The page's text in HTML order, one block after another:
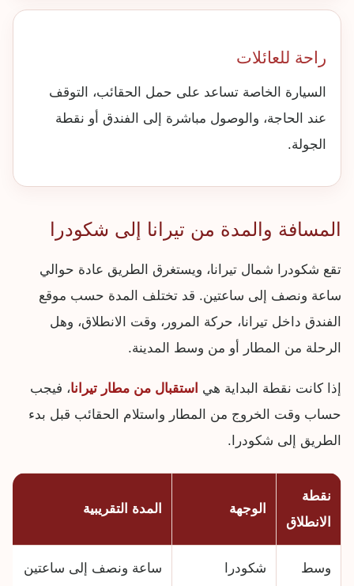
راحة للعائلات
السيارة الخاصة تساعد على حمل الحقائب، التوقف
عند الحاجة، والوصول مباشرة إلى الفندق أو نقطة
الجولة.
المسافة والمدة من تيرانا إلى شكودرا
تقع شكودرا شمال تيرانا، ويستغرق الطريق عادة حوالي
ساعة ونصف إلى ساعتين. قد تختلف المدة حسب موقع
الفندق داخل تيرانا، حركة المرور، وقت الانطلاق، وهل
الرحلة من المطار أو من وسط المدينة.
إذا كانت نقطة البداية هي استقبال من مطار تيرانا، فيجب
حساب وقت الخروج من المطار واستلام الحقائب قبل بدء
الطريق إلى شكودرا.
نقطة
الانطلاق
الوجهة المدة التقريبية
وسط
شكودرا
ساعة ونصف إلى ساعتين